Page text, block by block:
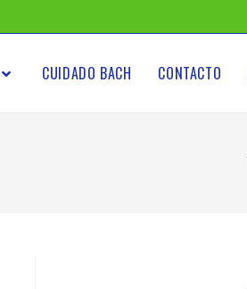
CUIDADO BACH CONTACTO